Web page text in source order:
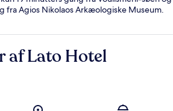
fra Agios Nikolaos Arkæologiske Museum.
af Lato Hotel